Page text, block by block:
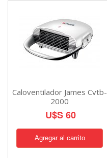
Caloventilador James Cvtb-
2000
U$S 60